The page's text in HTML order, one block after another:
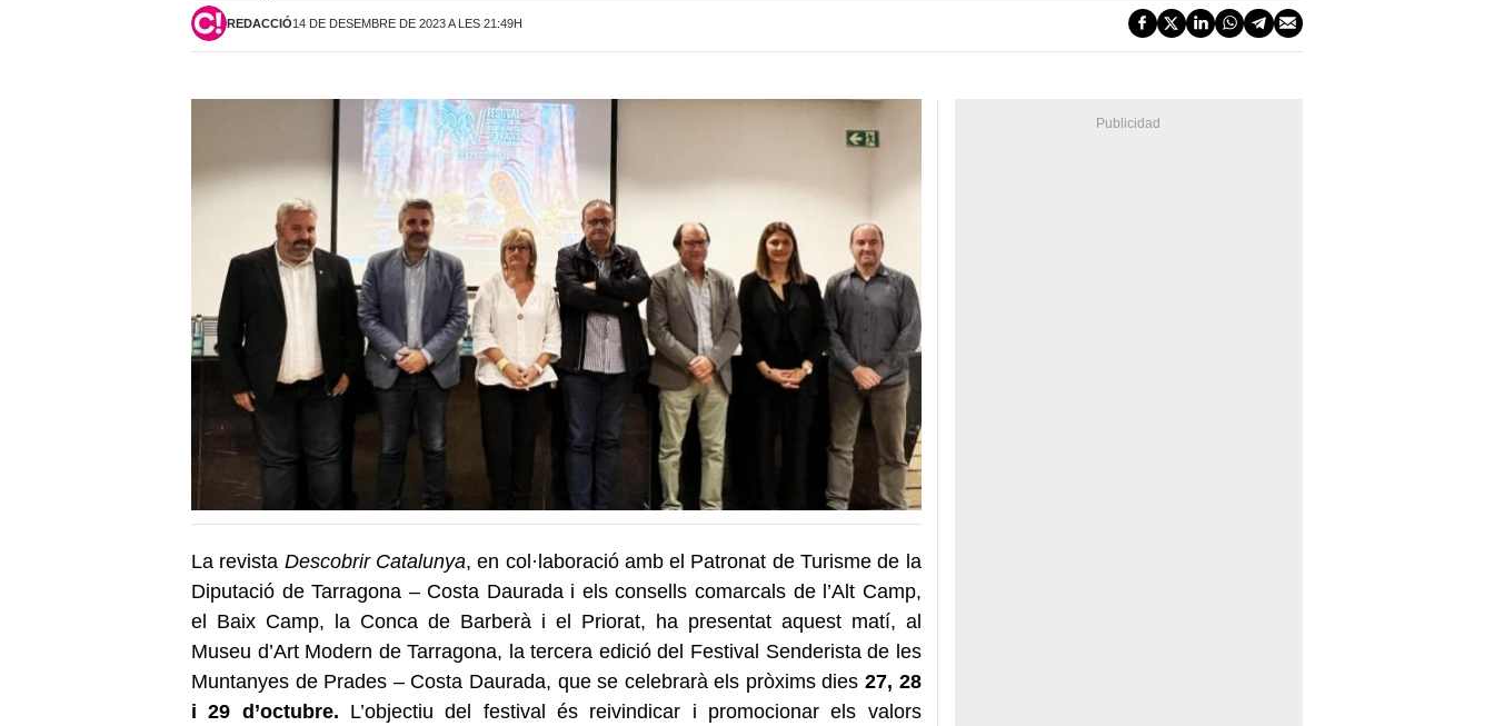
REDACCIÓ14 DE DESEMBRE DE 2023 A LES 21:49H
La revista Descobrir Catalunya, en col·laboració amb el Patronat de Turisme de la
Diputació de Tarragona – Costa Daurada i els consells comarcals de l’Alt Camp,
el Baix Camp, la Conca de Barberà i el Priorat, ha presentat aquest matí, al
Museu d’Art Modern de Tarragona, la tercera edició del Festival Senderista de les
Muntanyes de Prades – Costa Daurada, que se celebraràels pròxims dies27, 28
i 29 d’octubre. L’objectiu del festival és reivindicar i promocionar els valors